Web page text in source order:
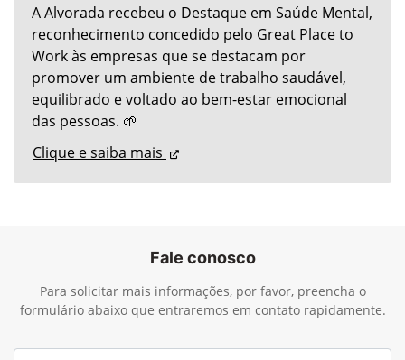
SOMOS DESTAQUES EM SAÚDE MENTAL
reconhecimento concedido pelo Great Place to
promover um ambiente de trabalho saudável,
equilibrado e voltado ao bem-estar emocional